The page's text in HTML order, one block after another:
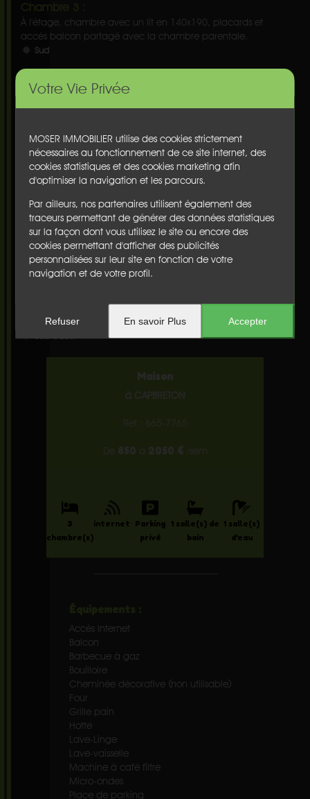
Votre Vie Privée
MOSER IMMOBILIER utilise des cookies strictement
nécessaires au fonctionnement de ce site internet, des
cookies statistiques et des cookies marketing afin
d'optimiser la navigation et les parcours.
Par ailleurs, nos partenaires utilisent également des
traceurs permettant de générer des données statistiques
sur la façon dont vous utilisez le site ou encore des
cookies permettant d'afficher des publicités
personnalisées sur leur site en fonction de votre
navigation et de votre profil.
Refuser En savoir Plus Accepter
Chambre 3 :
À l'étage, chambre avec un lit en 140x190, placards et
accès balcon partagé avec la chambre parentale.
Sud
À l'étage, salle de bains avec baignoire, double vasque, WC,
fenêtre, rangements.
Cellier :
Au niveau inférieur, grand cellier avec espace buanderie,
réfrigérateur supplémentaire avec partie congélateur,
Est
Salle d'eau :
Au niveau inférieur, salle d'eau avec douche "retour de
plage", lavabo et WC.
Au rez-de-chaussée, terrasse aménagée avec espace repas,
vue sur l'Océan.
Maison
à CAPBRETON
Ref : 665-7765
De 850 à 2050 € /sem
3
chambre(s)
internet
Parking
privé
1 salle(s) de
bain
1 salle(s)
d'eau
Accès Internet
Balcon
Barbecue à gaz
Bouilloire
Cheminée décorative (non utilisable)
Four
Grille pain
Hotte
Lave-Linge
Lave-vaisselle
Machine à café filtre
Micro-ondes
Place de parking